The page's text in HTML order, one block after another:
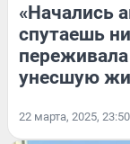
«Начались
спутаешь
унесшую
22 марта, 2025, 23:50